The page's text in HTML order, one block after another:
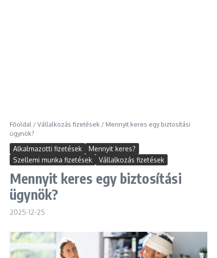
Főoldal /Vállalkozás fizetések / Mennyit keres egy biztosítási
ügynök?
Alkalmazotti fizetések
Mennyit keres?
Szellemi munka fizetések
Vállalkozás fizetések
Mennyit keres egy biztosítási
ügynök?
2025-12-25